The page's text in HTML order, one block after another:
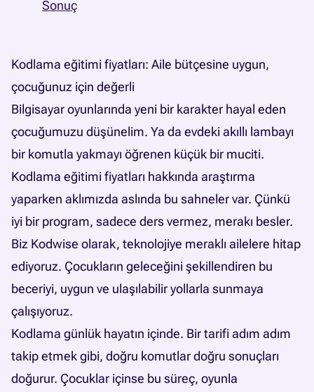
Sonuç
Kodlama eğitimi fiyatları: Aile bütçesine uygun,
çocuğunuz için değerli
Bilgisayar oyunlarında yeni bir karakter hayal eden
çocuğumuzu düşünelim. Ya da evdeki akıllı lambayı
bir komutla yakmayı öğrenen küçük bir muciti.
Kodlama eğitimi fiyatları hakkında araştırma
yaparken aklımızda aslında bu sahneler var. Çünkü
iyi bir program, sadece ders vermez, merakı besler.
Biz Kodwise olarak, teknolojiye meraklı ailelere hitap
ediyoruz. Çocukların geleceğini şekillendiren bu
beceriyi, uygun ve ulaşılabilir yollarla sunmaya
çalışıyoruz.
Kodlama günlük hayatın içinde. Bir tarifi adım adım
takip etmek gibi, doğru komutlar doğru sonuçları
doğurur. Çocuklar içinse bu süreç, oyunla